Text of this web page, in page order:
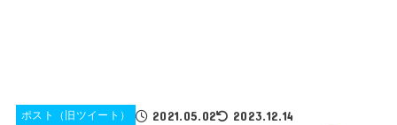
ポスト（旧ツイート） 2021.05.02 2023.12.14